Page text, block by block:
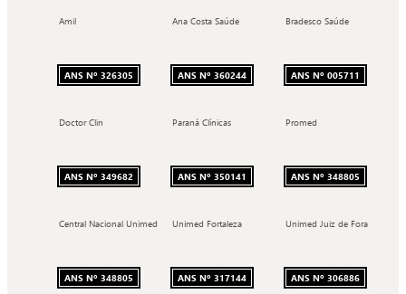
Amil
ANS Nº 326305
Ana Costa Saúde
ANS Nº 360244
Bradesco Saúde
ANS Nº 005711
Doctor Clin
ANS Nº 349682
Paraná Clínicas
ANS Nº 350141
Promed
ANS Nº 348805
Central Nacional Unimed
ANS Nº 348805
Unimed Fortaleza
ANS Nº 317144
Unimed Juiz de Fora
ANS Nº 306886